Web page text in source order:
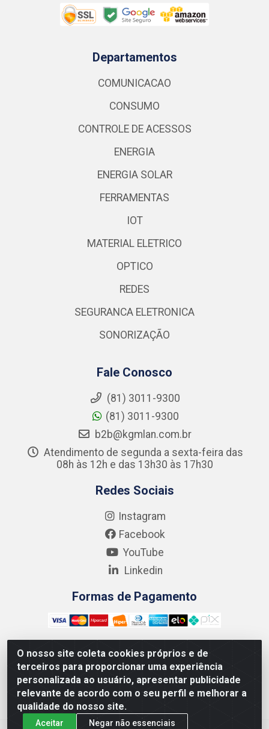
O nosso site coleta cookies próprios e de
terceiros para proporcionar uma experiência
personalizada ao usuário, apresentar publicidade
relevante de acordo com o seu perfil e melhorar a
qualidade do nosso site.
Aceitar Negar não essenciais
Departamentos
COMUNICACAO
CONSUMO
CONTROLE DE ACESSOS
ENERGIA
ENERGIA SOLAR
FERRAMENTAS
IOT
MATERIAL ELETRICO
OPTICO
REDES
SEGURANCA ELETRONICA
SONORIZAÇÃO
Fale Conosco
(81) 3011-9300
(81) 3011-9300
b2b@kgmlan.com.br
Atendimento de segunda a sexta-feira das
08h às 12h e das 13h30 às 17h30
Redes Sociais
Instagram
Facebook
YouTube
Linkedin
Formas de Pagamento
Kgmlan Distribuidora LTDA - CNPJ 18.217.682/0001-54 -
Rua Pedro de Barros Cavalcante, 58 - Bultrins, Olinda/PE
- CEP 53320-110